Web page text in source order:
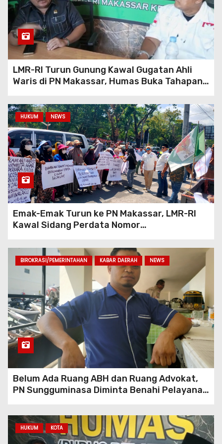
INKANAS Piala Kapolda Sulsel
2026
LMR-RI Turun Gunung Kawal Gugatan Ahli
Waris di PN Makassar, Humas Buka Tahapan
HUKUM NEWS
Emak-Emak Turun ke PN Makassar, LMR-RI
Kawal Sidang Perdata Nomor
BIROKRASI/PEMERINTAHAN KABAR DAERAH NEWS
Belum Ada Ruang ABH dan Ruang Advokat,
PN Sungguminasa Diminta Benahi Pelayanan
HUKUM KOTA